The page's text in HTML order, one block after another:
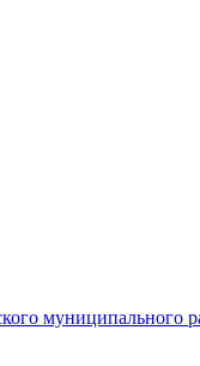
муниципального